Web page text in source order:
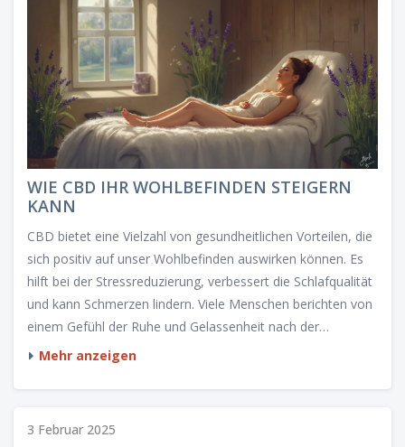
WIE CBD IHR WOHLBEFINDEN STEIGERN
KANN
CBD bietet eine Vielzahl von gesundheitlichen Vorteilen, die
sich positiv auf unser Wohlbefinden auswirken können. Es
hilft bei der Stressreduzierung, verbessert die Schlafqualität
und kann Schmerzen lindern. Viele Menschen berichten von
einem Gefühl der Ruhe und Gelassenheit nach der
Einnahme. Diese Eigenschaften machen CBD zu einer
Mehr anzeigen
3 Februar 2025